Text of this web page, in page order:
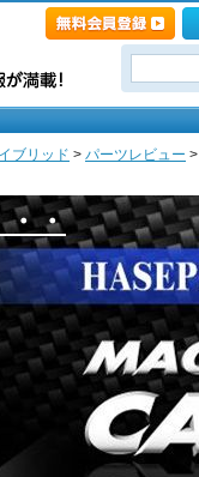
ブリッド > パーツレビュー >
・